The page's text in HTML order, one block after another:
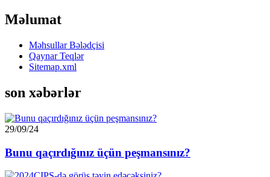
Məlumat
Məhsullar Bələdçisi
Qaynar Teqlər
Sitemap.xml
son xəbərlər
29/09/24
Bunu qaçırdığınız üçün peşmansınız?